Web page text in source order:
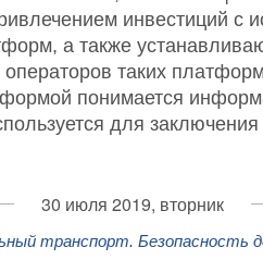
инвестиций с
а также
таких
понимается
для
30 июля 2019, вторник
транспорт. Безопасность